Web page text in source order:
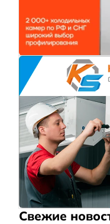
Свежие